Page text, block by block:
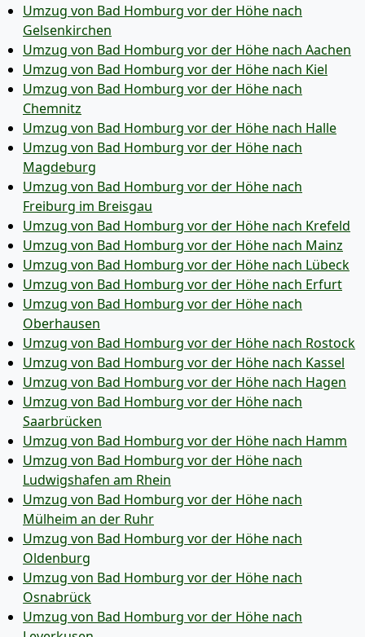
Umzug von Bad Homburg vor der Höhe nach
Gelsenkirchen
Umzug von Bad Homburg vor der Höhe nach Aachen
Umzug von Bad Homburg vor der Höhe nach Kiel
Umzug von Bad Homburg vor der Höhe nach
Chemnitz
Umzug von Bad Homburg vor der Höhe nach Halle
Umzug von Bad Homburg vor der Höhe nach
Magdeburg
Umzug von Bad Homburg vor der Höhe nach
Freiburg im Breisgau
Umzug von Bad Homburg vor der Höhe nach Krefeld
Umzug von Bad Homburg vor der Höhe nach Mainz
Umzug von Bad Homburg vor der Höhe nach Lübeck
Umzug von Bad Homburg vor der Höhe nach Erfurt
Umzug von Bad Homburg vor der Höhe nach
Oberhausen
Umzug von Bad Homburg vor der Höhe nach Rostock
Umzug von Bad Homburg vor der Höhe nach Kassel
Umzug von Bad Homburg vor der Höhe nach Hagen
Umzug von Bad Homburg vor der Höhe nach
Saarbrücken
Umzug von Bad Homburg vor der Höhe nach Hamm
Umzug von Bad Homburg vor der Höhe nach
Ludwigshafen am Rhein
Umzug von Bad Homburg vor der Höhe nach
Mülheim an der Ruhr
Umzug von Bad Homburg vor der Höhe nach
Oldenburg
Umzug von Bad Homburg vor der Höhe nach
Osnabrück
Umzug von Bad Homburg vor der Höhe nach